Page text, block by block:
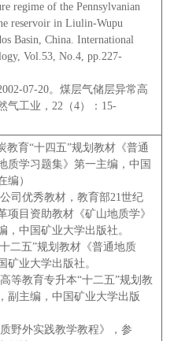
regime of the Pennsylvanian
reservoir in Liulin-Wupu
Basin, China. International
Vol.53, No.4, pp.227-
07-20。煤层气储层异常高
气工业，22（4）：15-
教育“十四五”规划教材《普通
质学习题集》第一主编，中国
编）
司优秀教材，教育部21世纪
项目资助教材《矿山地质学》
，中国矿业大学出版社。
二五”规划教材《普通地质
矿业大学出版社。
等教育专升本“十二五”规划教
副主编，中国矿业大学出版
野外实践教学教程》，参